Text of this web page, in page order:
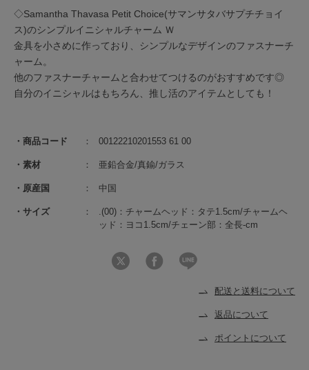
商品コード 00122210201553 61 00
素材 亜鉛合金/真鍮/ガラス
原産国 中国
サイズ
.(00)：チャームヘッド：タテ1.5cm/チャームヘ
ッド：ヨコ1.5cm/チェーン部：全長-cm
配送と送料について
返品について
ポイントについて
◇Samantha Thavasa Petit Choice(サマンサタバサプチチョイ
ス)のシンプルイニシャルチャーム Ｗ
金具を小さめに作っており、シンプルなデザインのファスナーチ
ャーム。
他のファスナーチャームと合わせてつけるのがおすすめです◎
自分のイニシャルはもちろん、推し活のアイテムとしても！